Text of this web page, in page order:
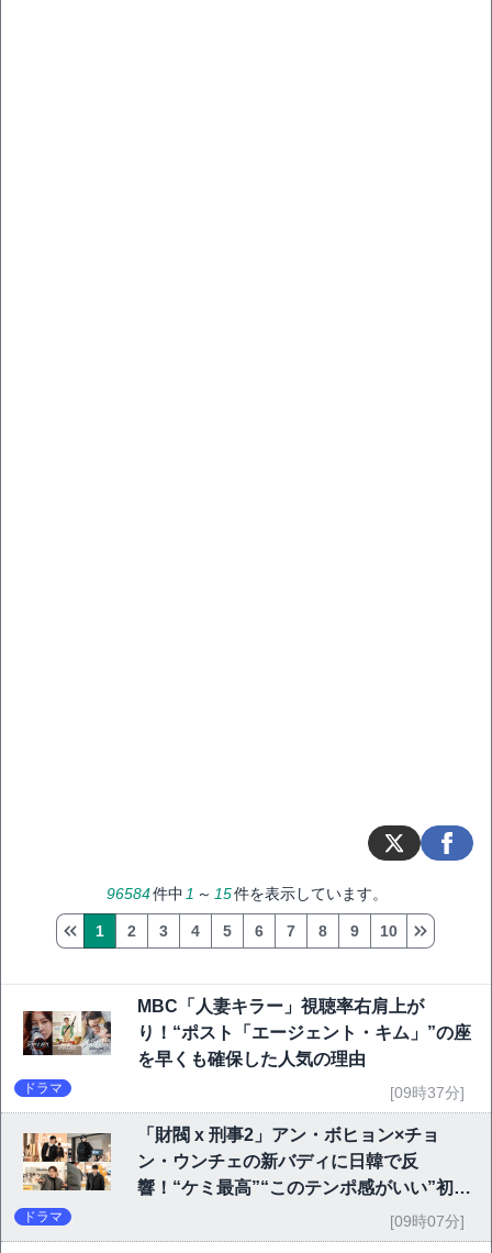
96584件中 1 ～ 15件を表示しています。
1 2 3 4 5 6 7 8 9 10
MBC「人妻キラー」視聴率右肩上が
り！“ポスト「エージェント・キム」”の座
を早くも確保した人気の理由
ドラマ [09時37分]
「財閥 x 刑事2」アン・ボヒョン×チョ
ン・ウンチェの新バディに日韓で反
響！“ケミ最高”“このテンポ感がいい”初回
ドラマ [09時07分]